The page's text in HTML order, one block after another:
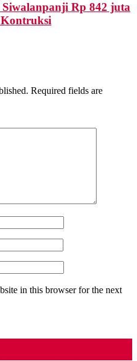
Rp 842 juta
Required fields are
in this browser for the next